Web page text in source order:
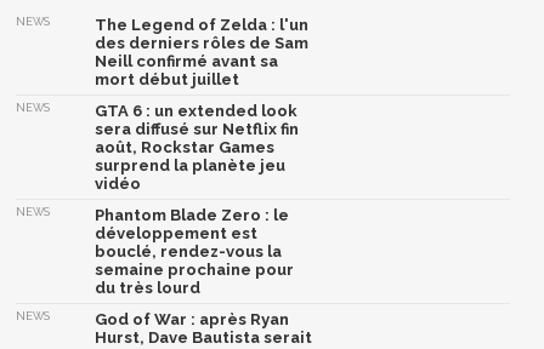
NEWS
The Legend of Zelda : l'un
des derniers rôles de Sam
Neill confirmé avant sa
mort début juillet
NEWS
GTA 6 : un extended look
sera diffusé sur Netflix fin
août, Rockstar Games
surprend la planète jeu
vidéo
NEWS
Phantom Blade Zero : le
développement est
bouclé, rendez-vous la
semaine prochaine pour
du très lourd
NEWS
God of War : après Ryan
Hurst, Dave Bautista serait